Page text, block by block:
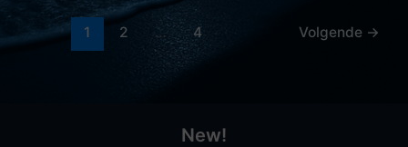
song
1 2 … 4 Volgende →
New!